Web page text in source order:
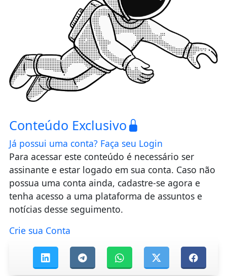
Conteúdo Exclusivo
Já possui uma conta? Faça seu Login
Para acessar este conteúdo é necessário ser
assinante e estar logado em sua conta. Caso não
possua uma conta ainda, cadastre-se agora e
tenha acesso a uma plataforma de assuntos e
notícias desse seguimento.
Crie sua Conta